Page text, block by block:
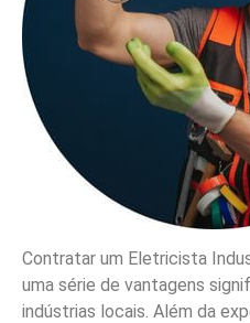
Contratar um Eletricista
uma série de vantagens
indústrias locais. Além da